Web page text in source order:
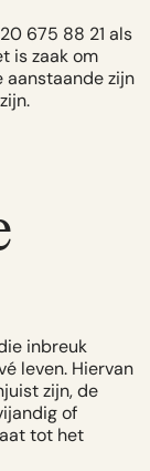
675 88 21 als
is zaak om
zijn
inbreuk
leven. Hiervan
zijn, de
of
tot het